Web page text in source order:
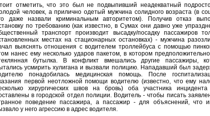
отметить, что это был не подвыпивший неадекватный
человек, а прилично одетый мужчина солидного возраста (в
даже назвали криминальным авторитетом). Получив отказ
по требованию (как известно, в Сумах они давно уже
транспорт производит высадку/посадку пассажиров
местах на стационарных остановках) - мужчина
выяснять отношения с водителем троллейбуса с помощью
нанес ему несколько ударов пакетом, в котором
бутылка. В конфликт вмешались другие пассажиры,
усмирить хулигана и вызвали полицию. Нападавший был
понадобилась медицинская помощь. После
первой неотложной помощи водителю (известно, что ему
хирургических швов на бровь) оба участника
в городской отдел полиции. Водитель - чтобы писать
поведение пассажира, а пассажир - для объяснений, что
у него агрессию в адрес водителя.